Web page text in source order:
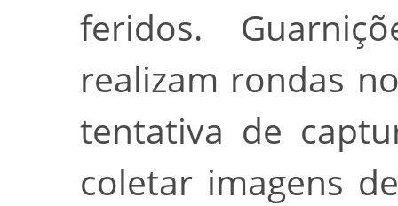
feridos.
realizam rondas
tentativa de
coletar imagens